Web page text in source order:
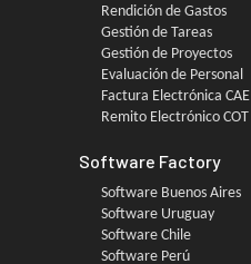
Rendición de Gastos
Gestión de Tareas
Gestión de Proyectos
Evaluación de Personal
Factura Electrónica CAE
Remito Electrónico COT
Software Factory
Software Buenos Aires
Software Uruguay
Software Chile
Software Perú